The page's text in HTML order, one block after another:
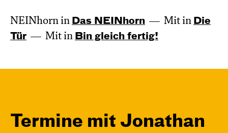
NEINhorn in Das NEIN­horn Mit in Die
Tür
Mit in Bin gleich fertig!
Termine mit Jonathan